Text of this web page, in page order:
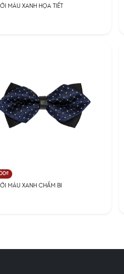
MÀU XANH HỌA TIẾT
MÀU XANH CHẤM BI